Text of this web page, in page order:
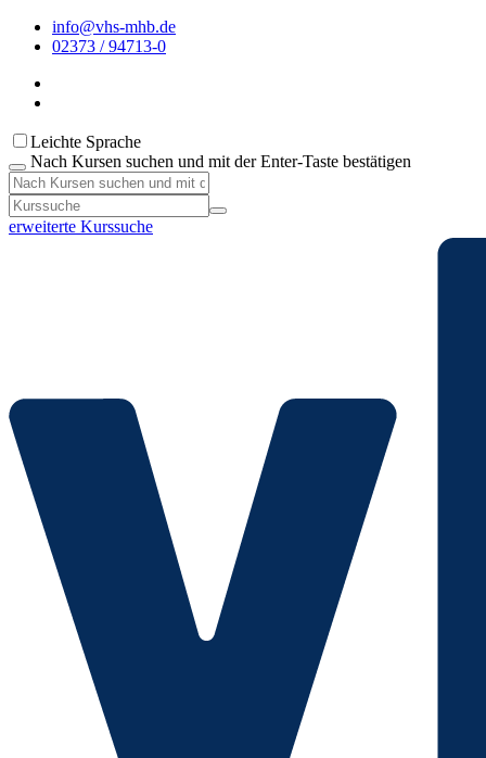
info@vhs-mhb.de
02373 / 94713-0
Leichte Sprache
Nach Kursen suchen und mit der Enter-Taste bestätigen
erweiterte Kurssuche